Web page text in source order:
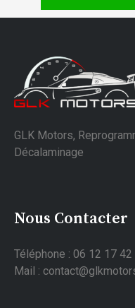
GLK Motors,
Décalaminage
Nous Contacter
Téléphone : 06 12 17 42
Mail :